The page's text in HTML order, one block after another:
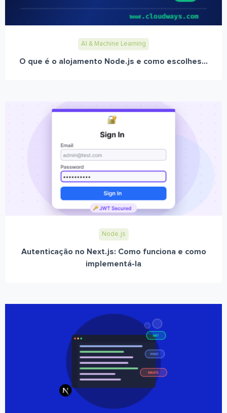
AI & Machine Learning
O que é o alojamento Node.js e como escolhes...
Node.js
Autenticação no Next.js: Como funciona e como
implementá-la